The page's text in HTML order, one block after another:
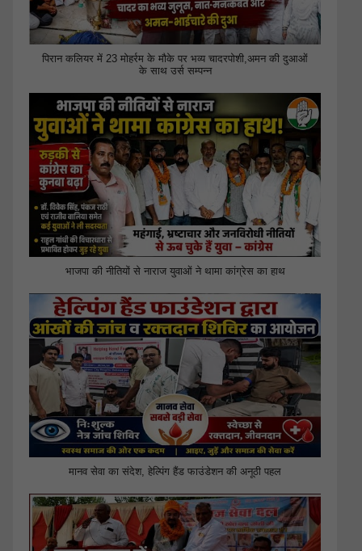
पिरान कलियर में 23 मोहर्रम के मौके पर भव्य चादरपोशी,अमन की दुआओं
के साथ उर्स सम्पन्न
भाजपा की नीतियों से नाराज युवाओं ने थामा कांग्रेस का हाथ
मानव सेवा का संदेश, हेल्पिंग हैंड फाउंडेशन की अनूठी पहल